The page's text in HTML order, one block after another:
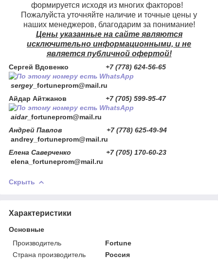
формируется исходя из многих факторов!
Пожалуйста уточняйте наличие и точные цены у
наших менеджеров, благодарим за понимание!
Цены указанные на сайте являются
исключительно информационными, и не
является публичной офертой!
Сергей Вдовенко +7 (778) 624-56-65
sergey _fortuneprom@mail.ru
Айдар Айтжанов
+7 (705) 599-95-47
aidar_fortuneprom@mail.ru
Андрей Павлов +7 (778) 625-49-94
andrey_fortuneprom@mail.ru
Елена Саверченко +7 (705) 170-60-23
elena_fortuneprom@mail.ru
Скрыть
Характеристики
Основные
Производитель
Fortune
Страна производитель
Россия